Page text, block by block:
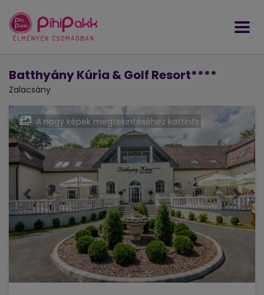
Batthyány Kúria & Golf Resort****
Zalacsány
A nagy képek megtekintéséhez kattints
Előző